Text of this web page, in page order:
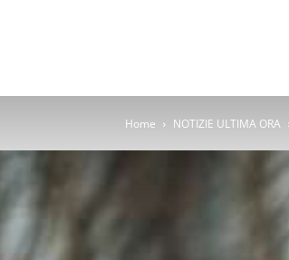
Home NOTIZIE ULTIMA ORA